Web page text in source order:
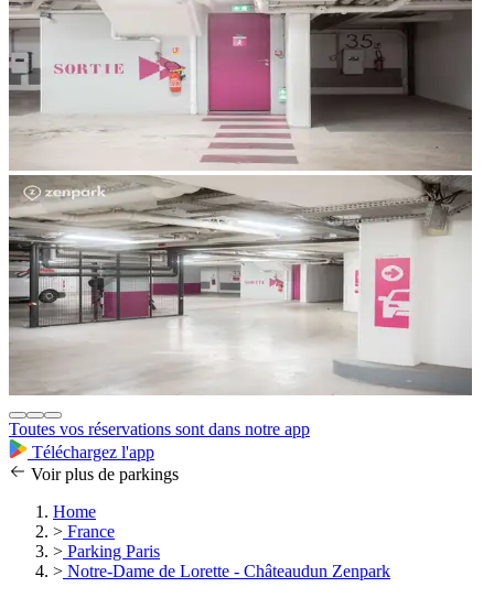
Toutes vos réservations sont dans notre app
Téléchargez l'app
Voir plus de parkings
Home
> France
> Parking Paris
> Notre-Dame de Lorette - Châteaudun Zenpark